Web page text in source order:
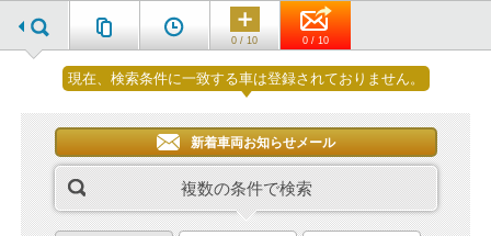
0 / 10 0 / 10
現在、検索条件に一致する車は登録されておりません。
新着車両お知らせメール
複数の条件で検索